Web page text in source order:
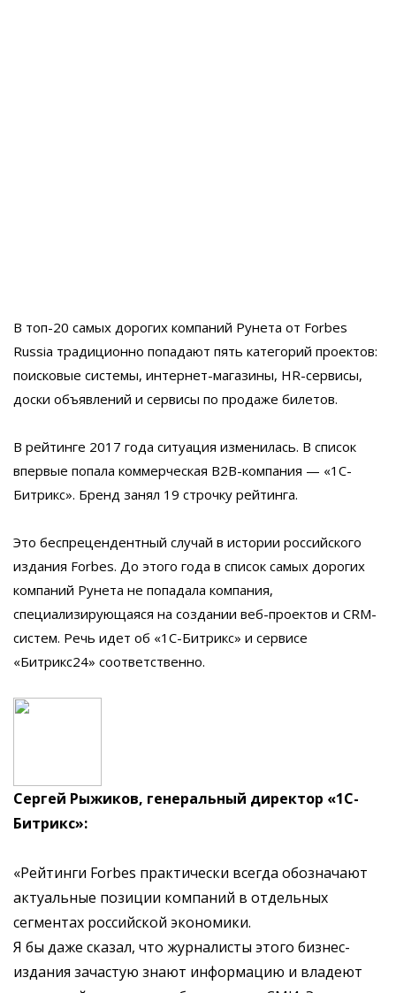
В топ-20 самых дорогих компаний Рунета от Forbes
Russia традиционно попадают пять категорий проектов:
поисковые системы, интернет-магазины, HR-сервисы,
доски объявлений и сервисы по продаже билетов.
В рейтинге 2017 года ситуация изменилась. В список
впервые попала коммерческая B2B-компания — «1C-
Битрикс». Бренд занял 19 строчку рейтинга.
Это беспрецендентный случай в истории российского
издания Forbes. До этого года в список самых дорогих
компаний Рунета не попадала компания,
специализирующаяся на создании веб-проектов и CRM-
систем. Речь идет об «1С-Битрикс» и сервисе
«Битрикс24» соответственно.
Сергей Рыжиков, генеральный директор «1С-
Битрикс»:
«Рейтинги Forbes практически всегда обозначают
актуальные позиции компаний в отдельных
сегментах российской экономики.
Я бы даже сказал, что журналисты этого бизнес-
издания зачастую знают информацию и владеют